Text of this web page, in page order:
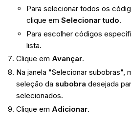
Para selecionar todos os
clique em Selecionar tudo.
Para escolher códigos
lista.
Clique em Avançar.
Na janela "Selecionar subobras",
seleção da subobra desejada
selecionados.
Clique em Adicionar.